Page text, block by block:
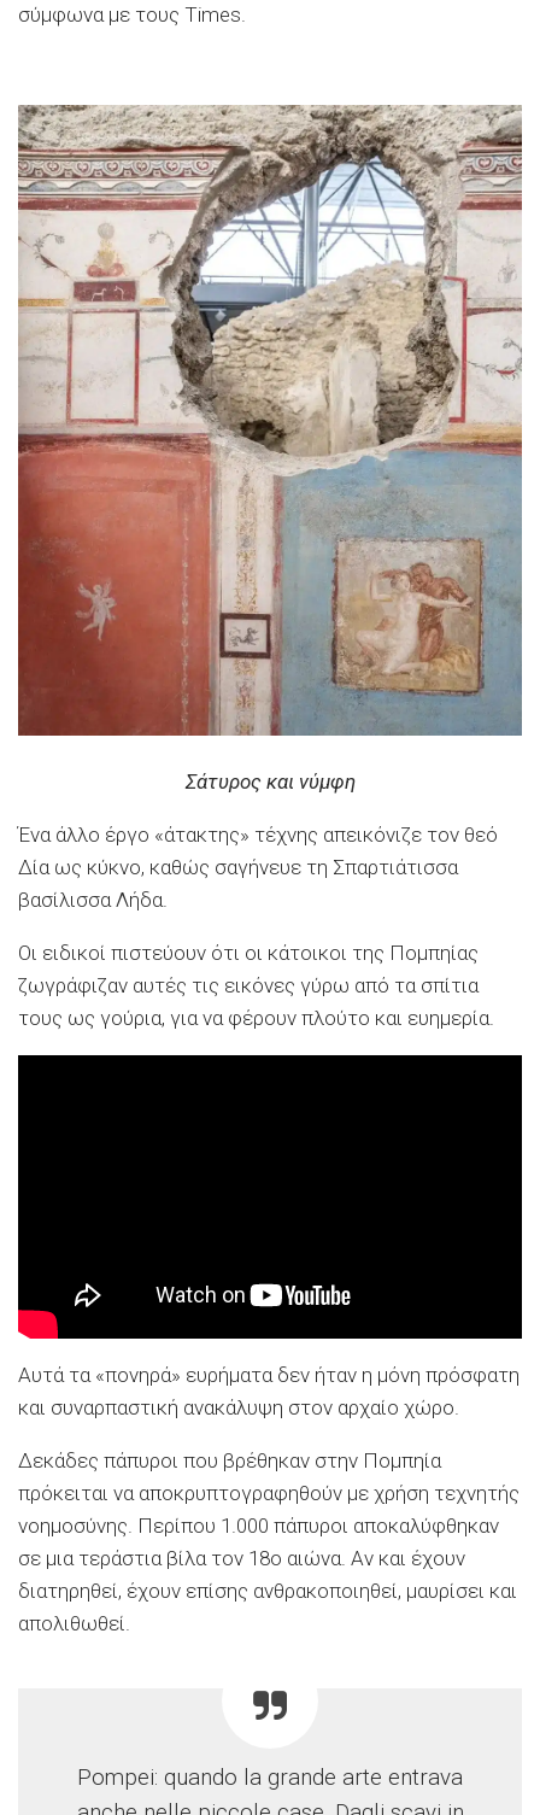
σύμφωνα με τους Times.
Σάτυρος και νύμφη
Ένα άλλο έργο «άτακτης» τέχνης απεικόνιζε τον θεό
Δία ως κύκνο, καθώς σαγήνευε τη Σπαρτιάτισσα
βασίλισσα Λήδα.
Οι ειδικοί πιστεύουν ότι οι κάτοικοι της Πομπηίας
ζωγράφιζαν αυτές τις εικόνες γύρω από τα σπίτια
τους ως γούρια, για να φέρουν πλούτο και ευημερία.
Αυτά τα «πονηρά» ευρήματα δεν ήταν η μόνη πρόσφατη
και συναρπαστική ανακάλυψη στον αρχαίο χώρο.
Δεκάδες πάπυροι που βρέθηκαν στην Πομπηία
πρόκειται να αποκρυπτογραφηθούν με χρήση τεχνητής
νοημοσύνης. Περίπου 1.000 πάπυροι αποκαλύφθηκαν
σε μια τεράστια βίλα τον 18ο αιώνα. Αν και έχουν
διατηρηθεί, έχουν επίσης ανθρακοποιηθεί, μαυρίσει και
απολιθωθεί.
Pompei: quando la grande arte entrava